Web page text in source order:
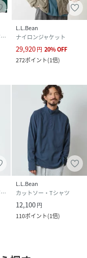
その他のジャケット・アウター
L.L.Bean
ナイロンジャケット
29,920円 20%OFF
272ポイント(1倍)
その他のジャケット・アウター
L.L.Bean
カットソー・Tシャツ
12,100円
110ポイント(1倍)